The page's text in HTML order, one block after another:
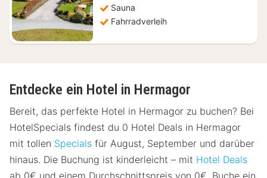
Sauna
Fahrradverleih
Entdecke ein Hotel in Hermagor
Bereit, das perfekte Hotel in Hermagor zu buchen? Bei
HotelSpecials findest du 0 Hotel Deals in Hermagor
mit tollen Specials für August, September und darüber
hinaus. Die Buchung ist kinderleicht – mit Hotel Deals